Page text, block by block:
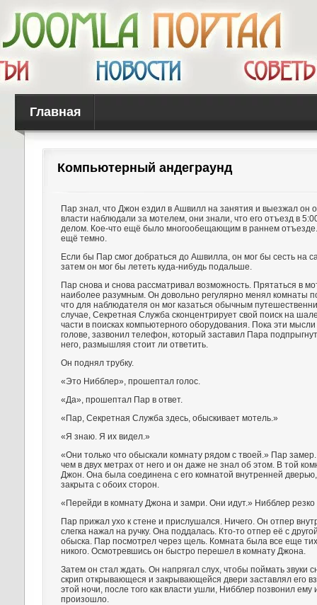
Главная
Компьютерный андеграунд
Пар знал, что Джон ездил в Ашвилл на занятия и выезжал он
власти наблюдали за мотелем, они знали, что его отъезд в
делом. Кое-что ещё было многообещающим в раннем отъезде.
ещё темно.
Если бы Пар смог добраться до Ашвилла, он мог бы сесть на
затем он мог бы лететь куда-нибудь подальше.
Пар снова и снова рассматривал возможность. Прятаться в
наиболее разумным. Он довольно регулярно менял комнаты
что для наблюдателя он мог казаться обычным
случае, Секретная Служба сконцентрирует свой поиск на
части в поисках компьютерного оборудования. Пока эти
голове, зазвонил телефон, который заставил Пара
него, размышляя стоит ли ответить.
Он поднял трубку.
«Это Нибблер», прошептал голос.
«Да», прошептал Пар в ответ.
«Пар, Секретная Служба здесь, обыскивает мотель.»
«Я знаю. Я их видел.»
«Они только что обыскали комнату рядом с твоей.» Пар
чем в двух метрах от него и он даже не знал об этом. В той
Джон. Она была соединена с его комнатой внутренней
закрыта с обоих сторон.
«Перейди в комнату Джона и замри. Они идут.» Нибблер резко
Пар прижал ухо к стене и прислушался. Ничего. Он отпер
слегка нажал на ручку. Она поддалась. Кто-то отпер её с
обыска. Пар посмотрел через щель. Комната была все еще
никого. Осмотревшись он быстро перешел в комнату Джона.
Затем он стал ждать. Он напрягал слух, чтобы поймать звуки
скрип открывающеся и закрывающейся двери заставлял его
этой ночи, после того как власти ушли, Нибблер позвонил ему
произошло.